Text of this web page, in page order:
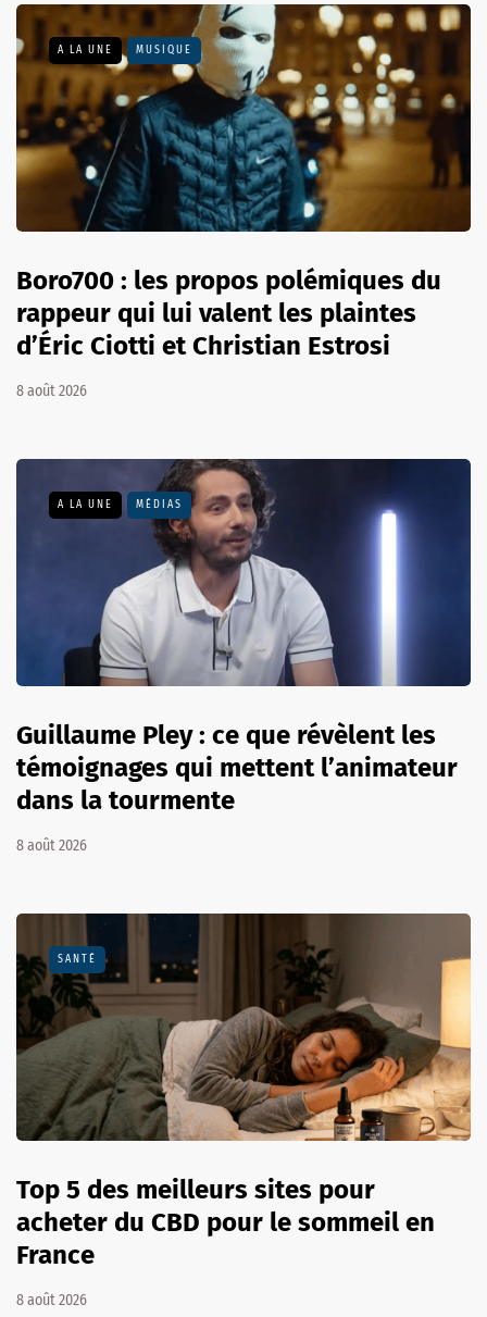
A LA UNE MUSIQUE
Boro700 : les propos polémiques du
rappeur qui lui valent les plaintes
d’Éric Ciotti et Christian Estrosi
8 août 2026
A LA UNE MÉDIAS
Guillaume Pley : ce que révèlent les
témoignages qui mettent l’animateur
dans la tourmente
8 août 2026
SANTÉ
Top 5 des meilleurs sites pour
acheter du CBD pour le sommeil en
France
8 août 2026